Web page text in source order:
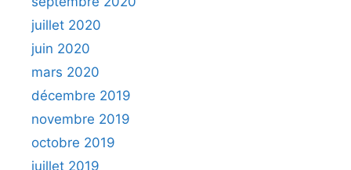
juillet 2020
juin 2020
mars 2020
décembre 2019
novembre 2019
octobre 2019
juillet 2019